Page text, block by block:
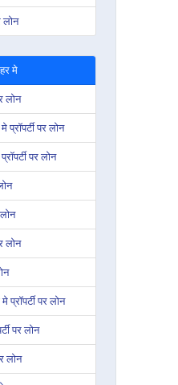
लोन
मे
लोन
प्रॉपर्टी पर लोन
पर लोन
लोन
प्रॉपर्टी पर लोन
पर लोन
लोन